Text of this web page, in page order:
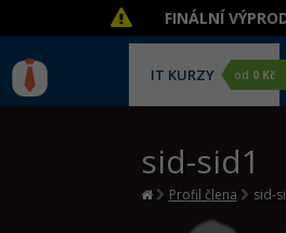
FINÁLNÍ
IT KURZY od 0 Kč
sid-sid1
Profil člena sid-